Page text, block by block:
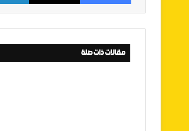
مقالات ذات صلة